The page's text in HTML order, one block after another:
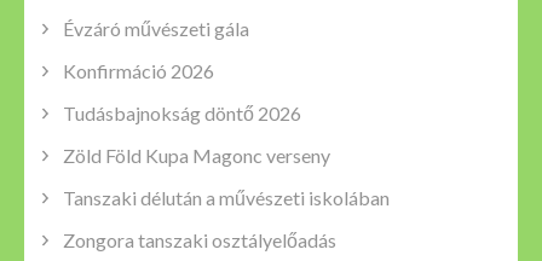
Évzáró művészeti gála
Konfirmáció 2026
Tudásbajnokság döntő 2026
Zöld Föld Kupa Magonc verseny
Tanszaki délután a művészeti iskolában
Zongora tanszaki osztályelőadás